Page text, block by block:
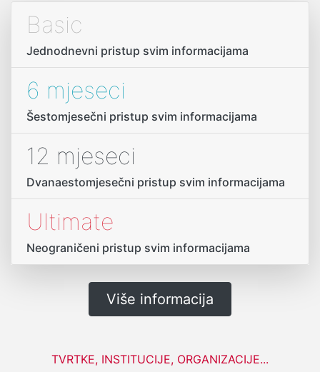
Basic
Jednodnevni pristup svim informacijama
6 mjeseci
Šestomjesečni pristup svim informacijama
12 mjeseci
Dvanaestomjesečni pristup svim informacijama
Ultimate
Neograničeni pristup svim informacijama
Više informacija
TVRTKE, INSTITUCIJE, ORGANIZACIJE...